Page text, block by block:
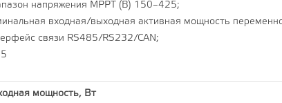
напряжения MPPT (В) 150–425;
входная/выходная активная мощность
связи RS485/RS232/CAN;
мощность, Вт